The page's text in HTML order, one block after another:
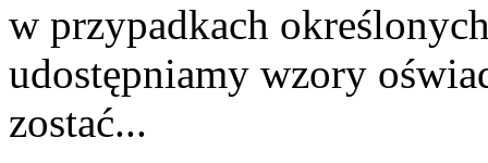
w przypadkach
udostępniamy wzory
zostać...